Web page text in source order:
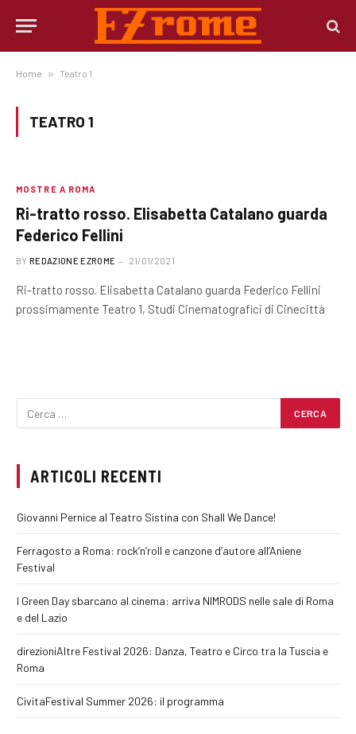
Home » Teatro 1
TEATRO 1
MOSTRE A ROMA
Ri-tratto rosso. Elisabetta Catalano guarda
Federico Fellini
BY REDAZIONE EZROME 21/01/2021
Ri-tratto rosso. Elisabetta Catalano guarda Federico Fellini
prossimamente Teatro 1, Studi Cinematografici di Cinecittà
ARTICOLI RECENTI
Giovanni Pernice al Teatro Sistina con Shall We Dance!
Ferragosto a Roma: rock’n’roll e canzone d’autore all’Aniene
Festival
I Green Day sbarcano al cinema: arriva NIMRODS nelle sale di Roma
e del Lazio
direzioniAltre Festival 2026: Danza, Teatro e Circo tra la Tuscia e
Roma
CivitaFestival Summer 2026: il programma